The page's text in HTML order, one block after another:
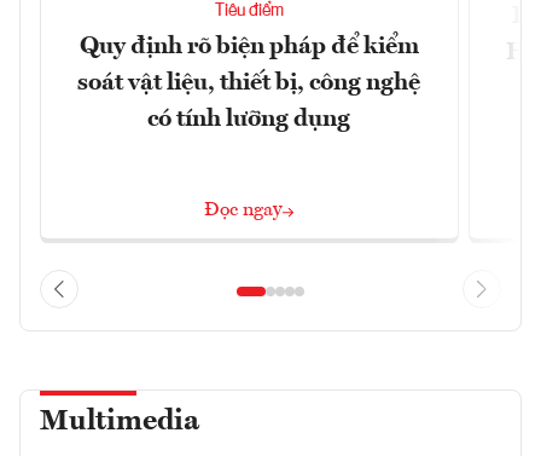
Tiêu điểm
Quy định rõ biện pháp để kiểm
soát vật liệu, thiết bị, công nghệ
có tính lưỡng dụng
Đọc ngay
Multimedia